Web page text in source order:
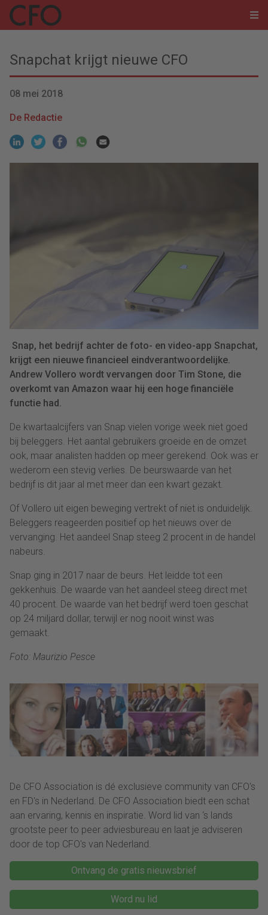
Snapchat krijgt nieuwe CFO
08 mei 2018
De Redactie
Snap, het bedrijf achter de foto- en video-app Snapchat,
krijgt een nieuwe financieel eindverantwoordelijke.
Andrew Vollero wordt vervangen door Tim Stone, die
overkomt van Amazon waar hij een hoge financiële
functie had.
De kwartaalcijfers van Snap vielen vorige week niet goed
bij beleggers. Het aantal gebruikers groeide en de omzet
ook, maar analisten hadden op meer gerekend. Ook was er
wederom een stevig verlies. De beurswaarde van het
bedrijf is dit jaar al met meer dan een kwart gezakt.
Of Vollero uit eigen beweging vertrekt of niet is onduidelijk.
Beleggers reageerden positief op het nieuws over de
vervanging. Het aandeel Snap steeg 2 procent in de handel
nabeurs.
Snap ging in 2017 naar de beurs. Het leidde tot een
gekkenhuis. De waarde van het aandeel steeg direct met
40 procent. De waarde van het bedrijf werd toen geschat
op 24 miljard dollar, terwijl er nog nooit winst was
gemaakt.
Foto: Maurizio Pesce
De CFO Association is dé exclusieve community van CFO's
en FD's in Nederland. De CFO Association biedt een schat
aan ervaring, kennis en inspiratie. Word lid van ‘s lands
grootste peer to peer adviesbureau en laat je adviseren
door de top CFO's van Nederland.
Ontvang de gratis nieuwsbrief
Word nu lid